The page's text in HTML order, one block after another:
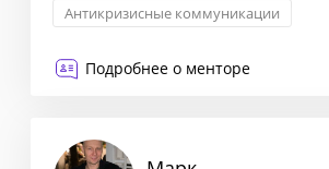
Антикризисные коммуникации
Подробнее о менторе